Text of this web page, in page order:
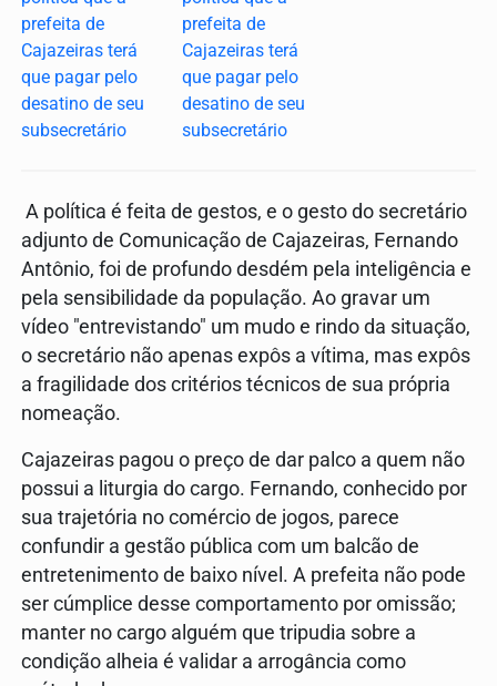
A política é feita de gestos, e o gesto do secretário
adjunto de Comunicação de Cajazeiras, Fernando
Antônio, foi de profundo desdém pela inteligência e
pela sensibilidade da população. Ao gravar um
vídeo "entrevistando" um mudo e rindo da situação,
o secretário não apenas expôs a vítima, mas expôs
a fragilidade dos critérios técnicos de sua própria
nomeação.
Cajazeiras pagou o preço de dar palco a quem não
possui a liturgia do cargo. Fernando, conhecido por
sua trajetória no comércio de jogos, parece
confundir a gestão pública com um balcão de
entretenimento de baixo nível. A prefeita não pode
ser cúmplice desse comportamento por omissão;
manter no cargo alguém que tripudia sobre a
condição alheia é validar a arrogância como